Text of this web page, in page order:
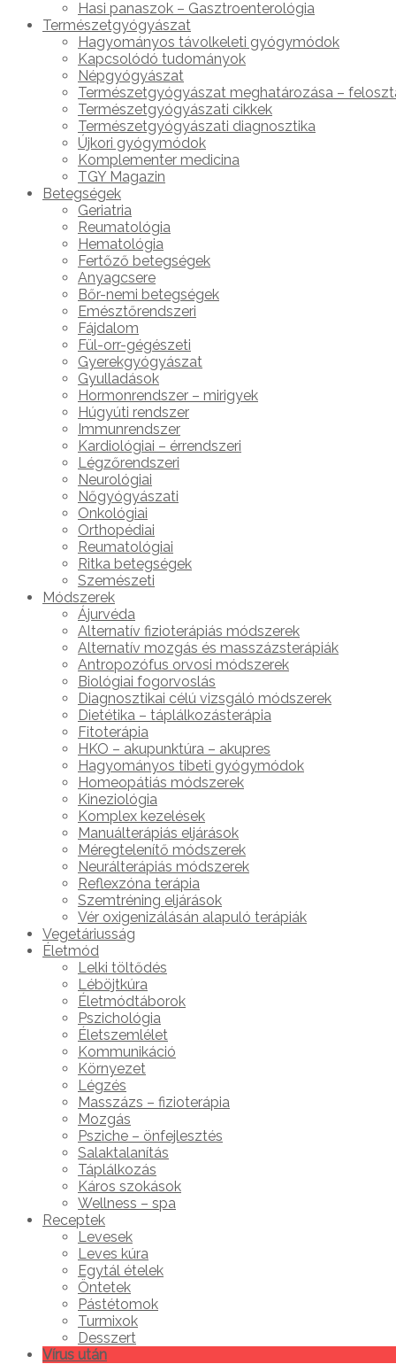
Hasi panaszok – Gasztroenterológia
Természetgyógyászat
Hagyományos távolkeleti gyógymódok
Kapcsolódó tudományok
Népgyógyászat
Természetgyógyászat meghatározása –
Természetgyógyászati cikkek
Természetgyógyászati diagnosztika
Újkori gyógymódok
Komplementer medicina
TGY Magazin
Betegségek
Geriatria
Reumatológia
Hematológia
Fertőző betegségek
Anyagcsere
Bőr-nemi betegségek
Emésztőrendszeri
Fájdalom
Fül-orr-gégészeti
Gyerekgyógyászat
Gyulladások
Hormonrendszer – mirigyek
Húgyúti rendszer
Immunrendszer
Kardiológiai – érrendszeri
Légzőrendszeri
Neurológiai
Nőgyógyászati
Onkológiai
Orthopédiai
Reumatológiai
Ritka betegségek
Szemészeti
Módszerek
Ájurvéda
Alternatív fizioterápiás módszerek
Alternatív mozgás és masszázsterápiák
Antropozófus orvosi módszerek
Biológiai fogorvoslás
Diagnosztikai célú vizsgáló módszerek
Dietétika – táplálkozásterápia
Fitoterápia
HKO – akupunktúra – akupres
Hagyományos tibeti gyógymódok
Homeopátiás módszerek
Kineziológia
Komplex kezelések
Manuálterápiás eljárások
Méregtelenítő módszerek
Neurálterápiás módszerek
Reflexzóna terápia
Szemtréning eljárások
Vér oxigenizálásán alapuló terápiák
Vegetáriusság
Életmód
Lelki töltődés
Léböjtkúra
Életmódtáborok
Pszichológia
Életszemlélet
Kommunikáció
Környezet
Légzés
Masszázs – fizioterápia
Mozgás
Psziche – önfejlesztés
Salaktalanítás
Táplálkozás
Káros szokások
Wellness – spa
Receptek
Levesek
Leves kúra
Egytál ételek
Öntetek
Pástétomok
Turmixok
Desszert
Vírus után